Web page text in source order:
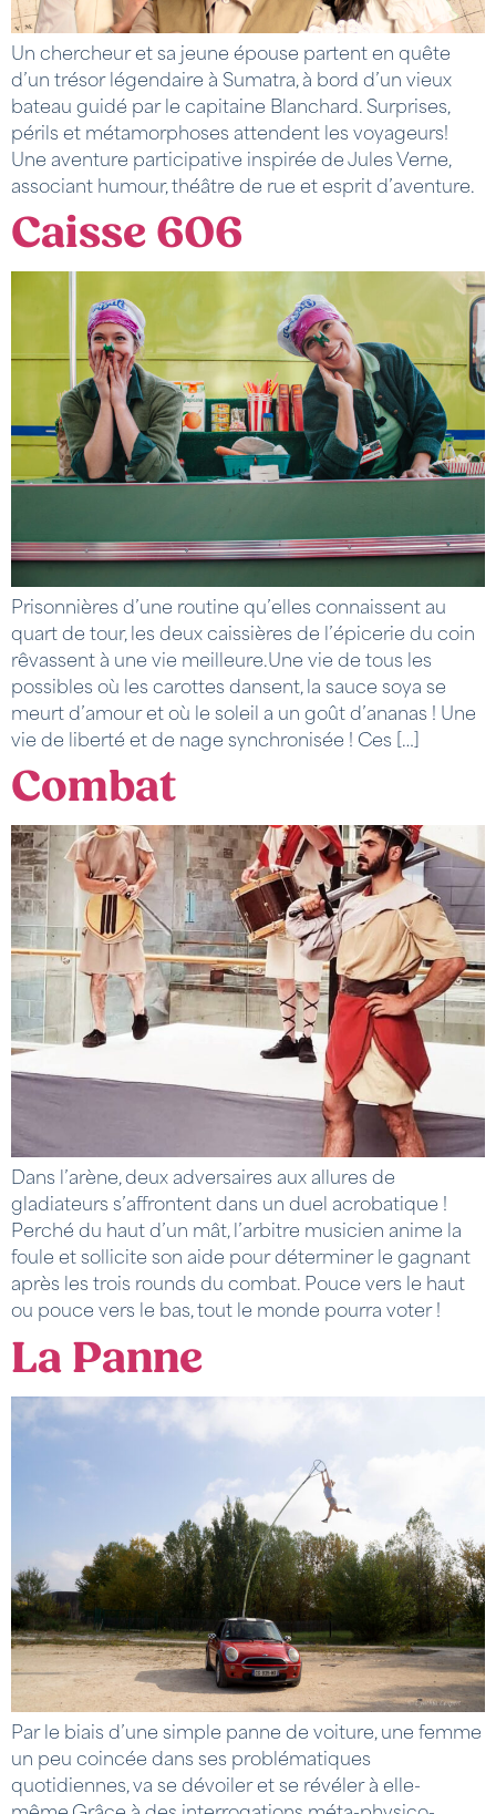
Un chercheur et sa jeune épouse partent en quête
d’un trésor légendaire à Sumatra, à bord d’un vieux
bateau guidé par le capitaine Blanchard. Surprises,
périls et métamorphoses attendent les voyageurs!
Une aventure participative inspirée de Jules Verne,
associant humour, théâtre de rue et esprit d’aventure.
Caisse 606
Prisonnières d’une routine qu’elles connaissent au
quart de tour, les deux caissières de l’épicerie du coin
rêvassent à une vie meilleure.Une vie de tous les
possibles où les carottes dansent, la sauce soya se
meurt d’amour et où le soleil a un goût d’ananas ! Une
vie de liberté et de nage synchronisée ! Ces […]
Combat
Dans l’arène, deux adversaires aux allures de
gladiateurs s’affrontent dans un duel acrobatique !
Perché du haut d’un mât, l’arbitre musicien anime la
foule et sollicite son aide pour déterminer le gagnant
après les trois rounds du combat. Pouce vers le haut
ou pouce vers le bas, tout le monde pourra voter !
La Panne
Par le biais d’une simple panne de voiture, une femme
un peu coincée dans ses problématiques
quotidiennes, va se dévoiler et se révéler à elle-